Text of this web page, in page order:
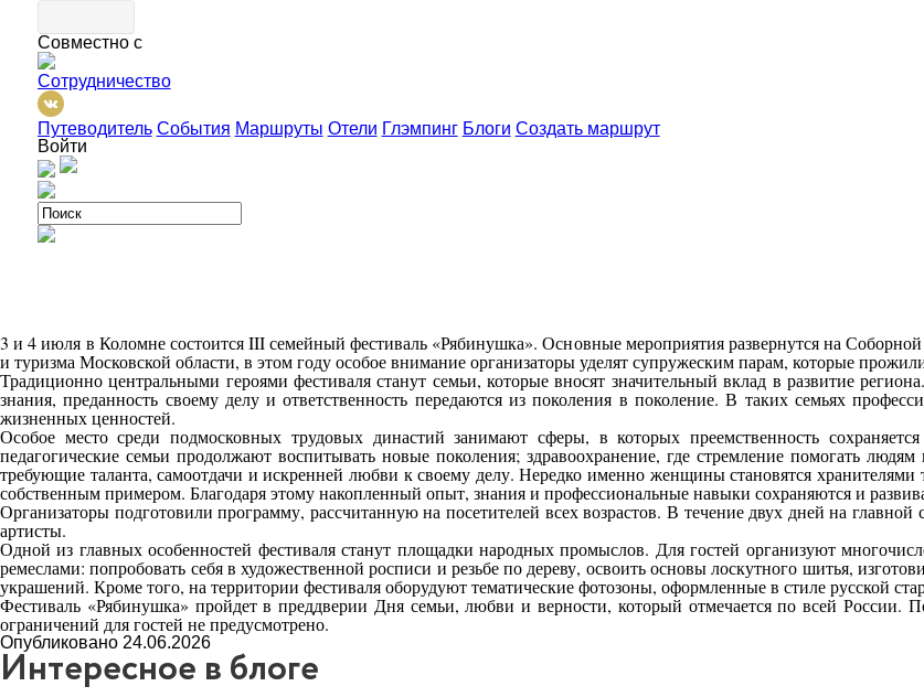
Совместно с
Сотрудничество
Путеводитель События Маршруты Отели Глэмпинг Блоги Создать маршрут
Войти
3 и 4 июля в Коломне состоится III семейный фестиваль «Рябинушка». Основные мероприятия развернутся на
и туризма Московской области, в этом году особое внимание организаторы уделят супружеским парам, которые
Традиционно центральными героями фестиваля станут семьи, которые вносят значительный вклад в развитие
знания, преданность своему делу и ответственность передаются из поколения в поколение. В таких семьях
жизненных ценностей.
Особое место среди подмосковных трудовых династий занимают сферы, в которых преемственность
педагогические семьи продолжают воспитывать новые поколения; здравоохранение, где стремление помогать
требующие таланта, самоотдачи и искренней любви к своему делу. Нередко именно женщины становятся
собственным примером. Благодаря этому накопленный опыт, знания и профессиональные навыки сохраняются и
Организаторы подготовили программу, рассчитанную на посетителей всех возрастов. В течение двух дней на
артисты.
Одной из главных особенностей фестиваля станут площадки народных промыслов. Для гостей организуют
ремеслами: попробовать себя в художественной росписи и резьбе по дереву, освоить основы лоскутного шитья,
украшений. Кроме того, на территории фестиваля оборудуют тематические фотозоны, оформленные в стиле русской
Фестиваль «Рябинушка» пройдет в преддверии Дня семьи, любви и верности, который отмечается по всей России.
ограничений для гостей не предусмотрено.
Опубликовано 24.06.2026
Интересное в блоге